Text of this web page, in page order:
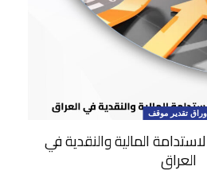
تقدير موقف
المالية والنقدية في
العراق